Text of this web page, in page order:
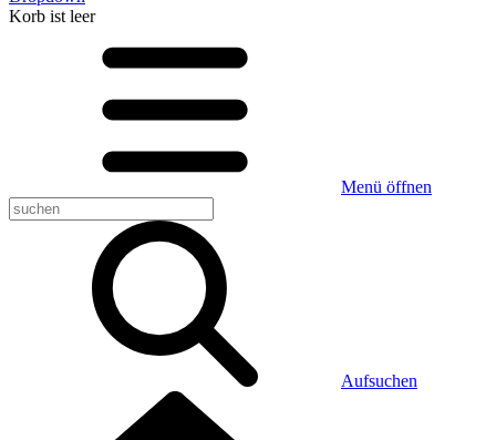
Korb ist leer
Menü öffnen
Aufsuchen